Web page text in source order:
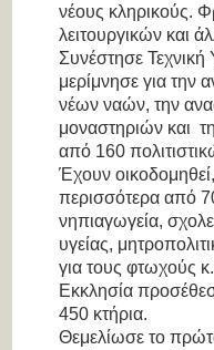
νέους κληρικούς.
λειτουργικών και
Συνέστησε Τεχνική
μερίμνησε για την
νέων ναών, την
μοναστηριών και
από 160
Έχουν οικοδομηθεί,
περισσότερα από
νηπιαγωγεία,
υγείας,
για τους φτωχούς
Εκκλησία
450 κτήρια.
Θεμελίωσε το